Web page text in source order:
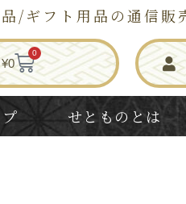
/ギフト用品の通信販
¥0
0
せとものとは